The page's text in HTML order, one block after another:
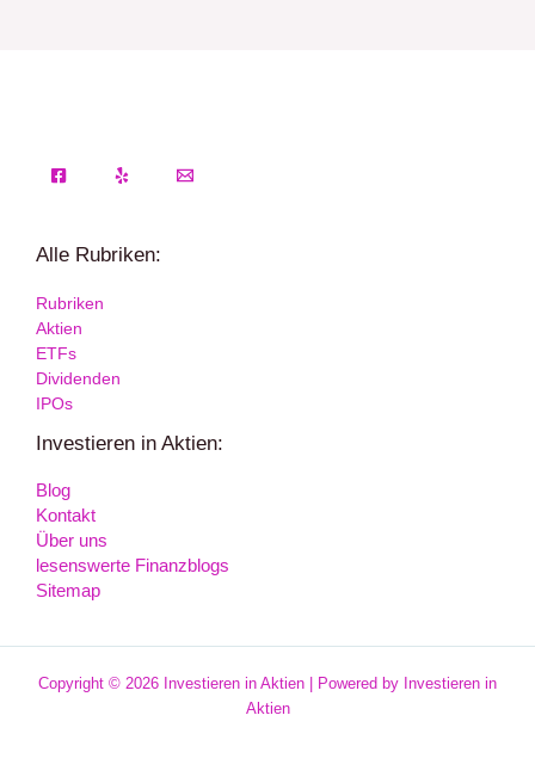
Alle Rubriken:
Rubriken
Aktien
ETFs
Dividenden
IPOs
Investieren in Aktien:
Blog
Kontakt
Über uns
lesenswerte Finanzblogs
Sitemap
Copyright © 2026 Investieren in Aktien | Powered by Investieren in
Aktien